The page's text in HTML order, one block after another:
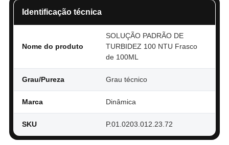
Identificação técnica
Nome do produto
SOLUÇÃO PADRÃO DE
TURBIDEZ 100 NTU Frasco
de 100ML
Grau/Pureza Grau técnico
Marca Dinâmica
SKU P.01.0203.012.23.72